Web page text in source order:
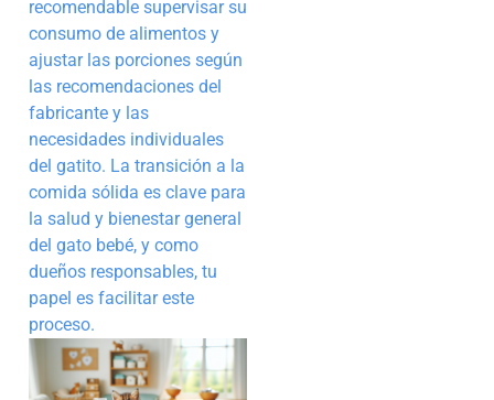
recomendable supervisar su
consumo de alimentos y
ajustar las porciones según
las recomendaciones del
fabricante y las
necesidades individuales
del gatito. La transición a la
comida sólida es clave para
la salud y bienestar general
del gato bebé, y como
dueños responsables, tu
papel es facilitar este
proceso.